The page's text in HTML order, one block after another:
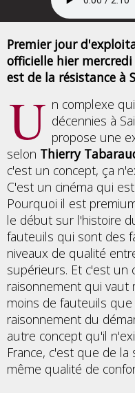
Premier jour
officielle hier
est de la résistance à
U n complexe
décennies à
propose une
selon Thierry
c'est un concept, ça
C'est un cinéma qui
Pourquoi il est
le début sur l'histoire
fauteuils qui sont des
niveaux de qualité
supérieurs. Et c'est un
raisonnement qui vaut
moins de fauteuils
raisonnement du
autre concept qu'il
France, c'est que de la
même qualité de